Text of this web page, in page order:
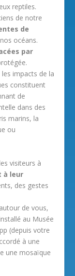
reptiles.
de notre
de
océans.
par
impacts de la
constituent
de
dans des
marins, la
ou
visiteurs à
à leur
des gestes
de vous,
au Musée
(depuis votre
à une
une mosaïque